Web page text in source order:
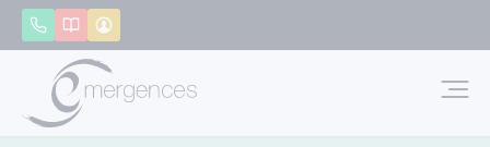
AppelerCatalogue
Panneau de gestion des cookies